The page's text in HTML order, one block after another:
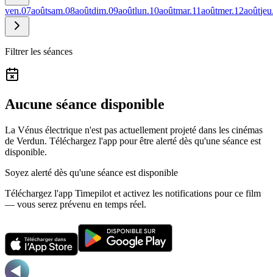
ven.07aoûtsam.08aoûtdim.09aoûtlun.10aoûtmar.11aoûtmer.12août
Filtrer les séances
Aucune séance disponible
La Vénus électrique n'est pas actuellement projeté dans les cinémas
de Verdun. Téléchargez l'app pour être alerté dès qu'une séance est
disponible.
Soyez alerté dès qu'une séance est disponible
Téléchargez l'app Timepilot et activez les notifications pour ce film
— vous serez prévenu en temps réel.